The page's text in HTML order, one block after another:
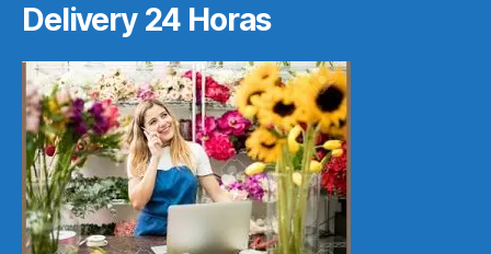
Delivery 24 Horas